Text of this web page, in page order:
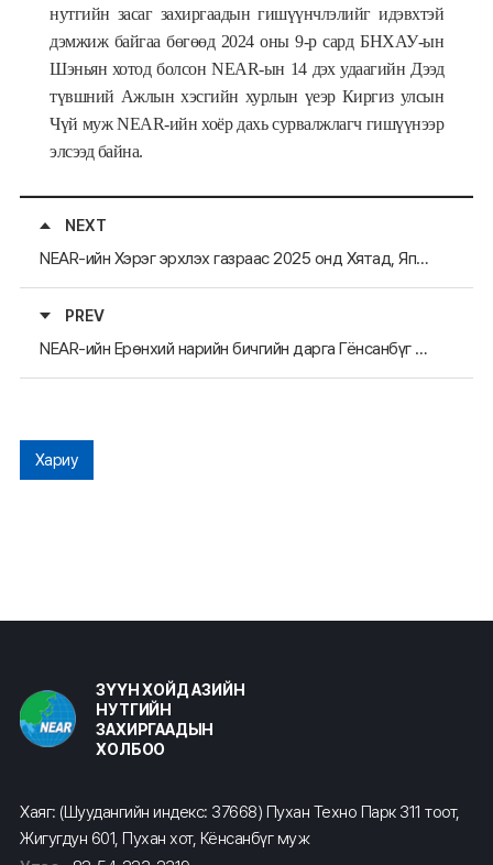
нутгийн засаг захиргаадын гишүүнчлэлийг идэвхтэй
дэмжиж байгаа бөгөөд 2024 оны 9-р сард БНХАУ-ын
Шэньян хотод болсон NEAR-ын 14 дэх удаагийн Дээд
түвшний Ажлын хэсгийн хурлын үеэр Киргиз улсын
Чүй муж NEAR-ийн хоёр дахь сурвалжлагч гишүүнээр
элсээд байна.
NEXT
NEAR-ийн Хэрэг эрхлэх газраас 2025 онд Хятад, Япон, Монгол, Орос улсын талаар танилцуулах хөтөлбөрийн төлөвлөгөө гарлаа
PREV
NEAR-ийн Ерөнхий нарийн бичгийн дарга Гёнсанбүг мужийн Захирагчтай уулзлаа
Хариу
ЗҮҮН ХОЙД АЗИЙН
НУТГИЙН
ЗАХИРГААДЫН
ХОЛБОО
Хаяг: (Шуудангийн индекс: 37668) Пухан Техно Парк 311 тоот,
Жигугдун 601, Пухан хот, Кёнсанбүг муж